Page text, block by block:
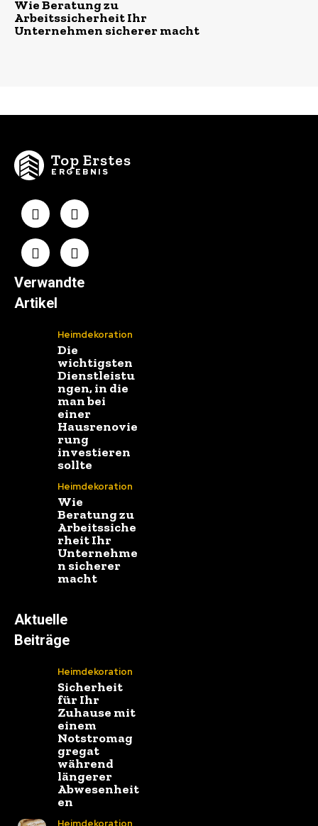
Wie Beratung zu
Arbeitssicherheit Ihr
Unternehmen sicherer macht
Top Erstes
ERGEBNIS
Verwandte
Artikel
Heimdekoration
Die
wichtigsten
Dienstleistu
ngen, in die
man bei
einer
Hausrenovie
rung
investieren
sollte
Heimdekoration
Wie
Beratung zu
Arbeitssiche
rheit Ihr
Unternehme
n sicherer
macht
Aktuelle
Beiträge
Heimdekoration
Sicherheit
für Ihr
Zuhause mit
einem
Notstromag
gregat
während
längerer
Abwesenheit
en
Heimdekoration